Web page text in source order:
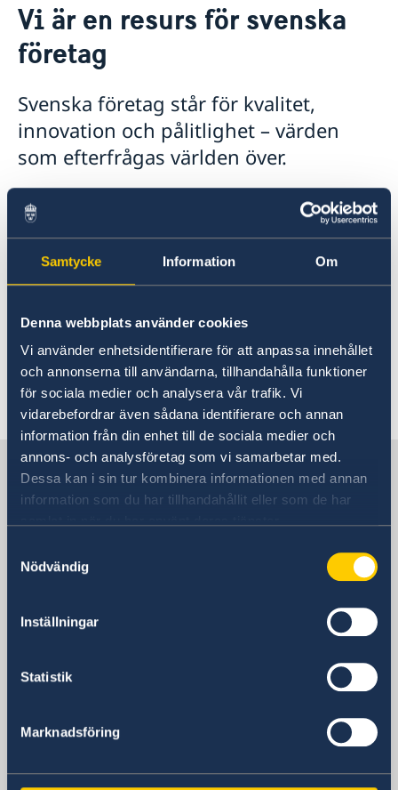
Samtycke Information Om
Denna webbplats använder cookies
Vi använder enhetsidentifierare för att anpassa innehållet
och annonserna till användarna, tillhandahålla funktioner
för sociala medier och analysera vår trafik. Vi
vidarebefordrar även sådana identifierare och annan
information från din enhet till de sociala medier och
annons- och analysföretag som vi samarbetar med.
Dessa kan i sin tur kombinera informationen med annan
information som du har tillhandahållit eller som de har
Nödvändig
Inställningar
Statistik
Marknadsföring
Om oss
Så stöttar vi svenska företag
Vi är en resurs för svenska företag
Team Sweden
Så kan du få stöd
Svenska företag i Peru
Anmäl handelshinder
Vi är en resurs för svenska
företag
Svenska företag står för kvalitet,
innovation och pålitlighet – värden
som efterfrågas världen över.
Sverige och svenska företag står för pålitlighet,
samarbetsförmåga och kreativitet – kvaliteter
som efterfrågas världen över. Sveriges 102
utlandsmyndigheter i form av ambassader och
konsulat över hela världen hjälper dig att lyfta
Sverige bygger framtiden tillsammans med
världen –MadewithSweden .
Senast uppdaterad 06 juni 2026, 12.21
Sverige i Peru
Sveriges ambassad
Postadress
utlandsmyndigheter (UD KSU)
Telefonnummer
E-postadress
sbs.peru@gov.se
Svenska konsulat